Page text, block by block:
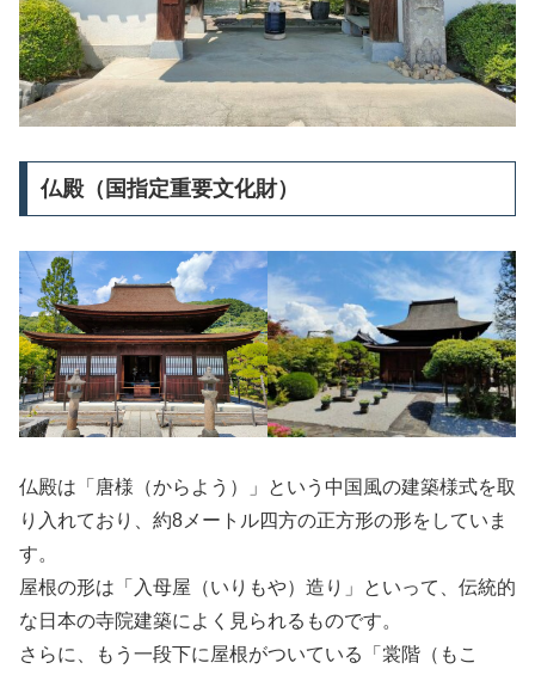
仏殿（国指定重要文化財）
仏殿は「唐様（からよう）」という中国風の建築様式を取
り入れており、約8メートル四方の正方形の形をしていま
す。
屋根の形は「入母屋（いりもや）造り」といって、伝統的
な日本の寺院建築によく見られるものです。
さらに、もう一段下に屋根がついている「裳階（もこ